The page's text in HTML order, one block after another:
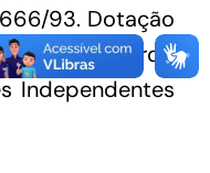
93. Dotação
Eduardo
Independentes